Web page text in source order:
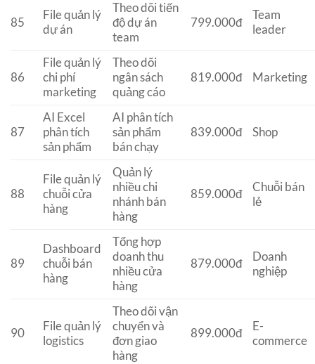
85
File quản lý
dự án
Theo dõi tiến
độ dự án
team
799.000đ
Team
leader
86
File quản lý
chi phí
marketing
Theo dõi
ngân sách
quảng cáo
819.000đ Marketing
87
AI Excel
phân tích
sản phẩm
AI phân tích
sản phẩm
bán chạy
839.000đ Shop
88
File quản lý
chuỗi cửa
hàng
Quản lý
nhiều chi
nhánh bán
hàng
859.000đ
Chuỗi bán
lẻ
89
Dashboard
chuỗi bán
hàng
Tổng hợp
doanh thu
nhiều cửa
hàng
879.000đ
Doanh
nghiệp
90
File quản lý
logistics
Theo dõi vận
chuyển và
đơn giao
hàng
899.000đ
E-
commerce